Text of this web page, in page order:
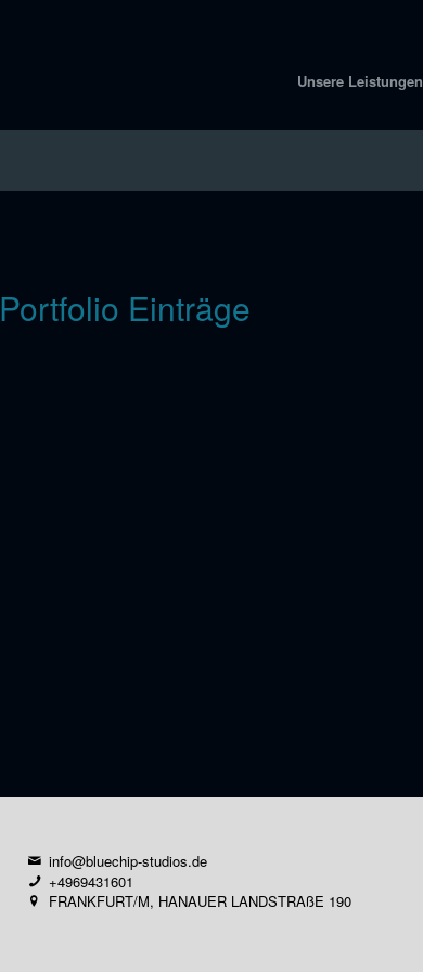
Unsere Leistungen
Portfolio Einträge
info@bluechip-studios.de
+4969431601
FRANKFURT/M, HANAUER LANDSTRAßE 190